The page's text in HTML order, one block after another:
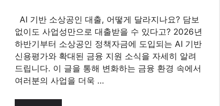
AI 기반 소상공인 대출, 어떻게 달라지나요? 담보
없이도 사업성만으로 대출받을 수 있다고? 2026년
하반기부터 소상공인 정책자금에 도입되는 AI 기반
신용평가와 확대된 금융 지원 소식을 자세히 알려
드립니다. 이 글을 통해 변화하는 금융 환경 속에서
여러분의 사업을 더욱 …